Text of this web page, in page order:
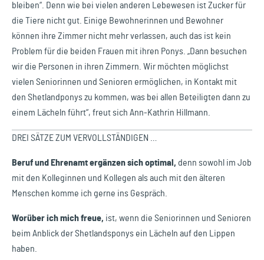
bleiben“. Denn wie bei vielen anderen Lebewesen ist Zucker für
die Tiere nicht gut. Einige Bewohnerinnen und Bewohner
können ihre Zimmer nicht mehr verlassen, auch das ist kein
Problem für die beiden Frauen mit ihren Ponys. „Dann besuchen
wir die Personen in ihren Zimmern. Wir möchten möglichst
vielen Seniorinnen und Senioren ermöglichen, in Kontakt mit
den Shetlandponys zu kommen, was bei allen Beteiligten dann zu
einem Lächeln führt“, freut sich Ann-Kathrin Hillmann.
DREI SÄTZE ZUM VERVOLLSTÄNDIGEN …
Beruf und Ehrenamt ergänzen sich optimal, denn sowohl im Job
mit den Kolleginnen und Kollegen als auch mit den älteren
Menschen komme ich gerne ins Gespräch.
Worüber ich mich freue, ist, wenn die Seniorinnen und Senioren
beim Anblick der Shetlandsponys ein Lächeln auf den Lippen
haben.